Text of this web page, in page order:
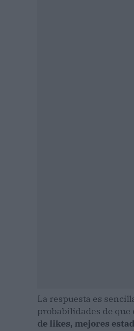
La respuesta es
probabilidades de que
de likes, mejores